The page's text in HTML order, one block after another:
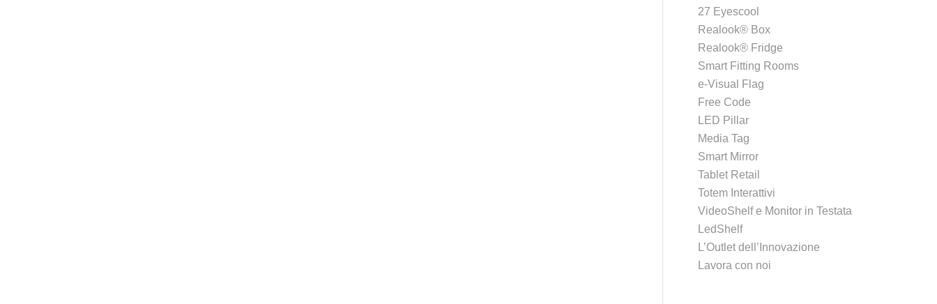
27 Eyescool
Realook® Box
Realook® Fridge
Smart Fitting Rooms
e-Visual Flag
Free Code
LED Pillar
Media Tag
Smart Mirror
Tablet Retail
Totem Interattivi
VideoShelf e Monitor in Testata
LedShelf
L’Outlet dell’Innovazione
Lavora con noi